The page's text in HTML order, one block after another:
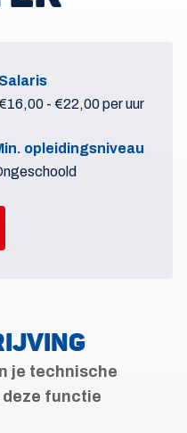
Salaris
€16,00 - €22,00 per uur
opleidingsniveau
je technische
deze functie